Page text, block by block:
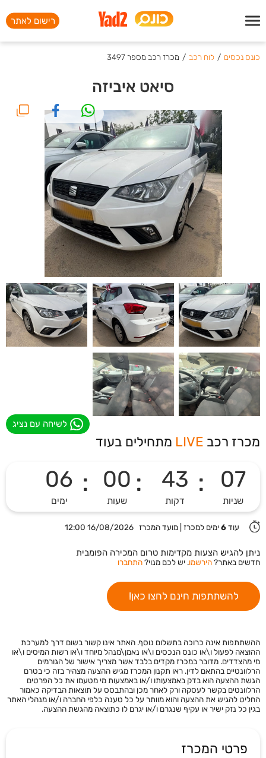
רישום לאתר
כונס נכסים / לוח רכב / מכרז רכב מספר 3497
סיאט איביזה
מכרז רכב LIVE מתחילים בעוד
לשיחה עם נציג
06
ימים
: 00
שעות
: 43
דקות
: 06
שניות
עוד6ימים למכרז מועד המכרז 16/08/2026 12:00
ניתן להגיש הצעות מקדימות טרום המכירה הפומבית
חדשים באתר?הירשמו. יש לכם מנוי?התחברו
להשתתפות חינם לחצו כאן!
ההשתתפות אינה כרוכה בתשלום נוסף. האתר אינו קשור בשום דרך למערכת
ההוצאה לפעול ו\או כונס הנכסים ו\או נאמן\מנהל מיוחד ו\או רשות המיסים ו\או
מי מהצדדים. מדובר במכרז מקדים בלבד אשר מצריך אישור של הגורמים
הרלוונטיים בהתאם לדין. ראו תקנון המכרז מגיש ההצעה מצהיר בזה כי בטרם
הגשת ההצעה הוא בדק באמצעותו ו/או באמצעות מי מטעמו את כל הפרטים
הרלוונטים בקשר לעסקה ורק לאחר מכן ובהתבסס על תוצאות הבדיקה כאמור
החליט להגיש את ההצעה והוא מוותר על כל טענה כלפי החברה ו/או מנהלי האתר
בגין כל נזק ישיר או עקיף שנגרם ו/או יגרם לו כתוצאה מהגשת ההצעה.
פרטי המכרז